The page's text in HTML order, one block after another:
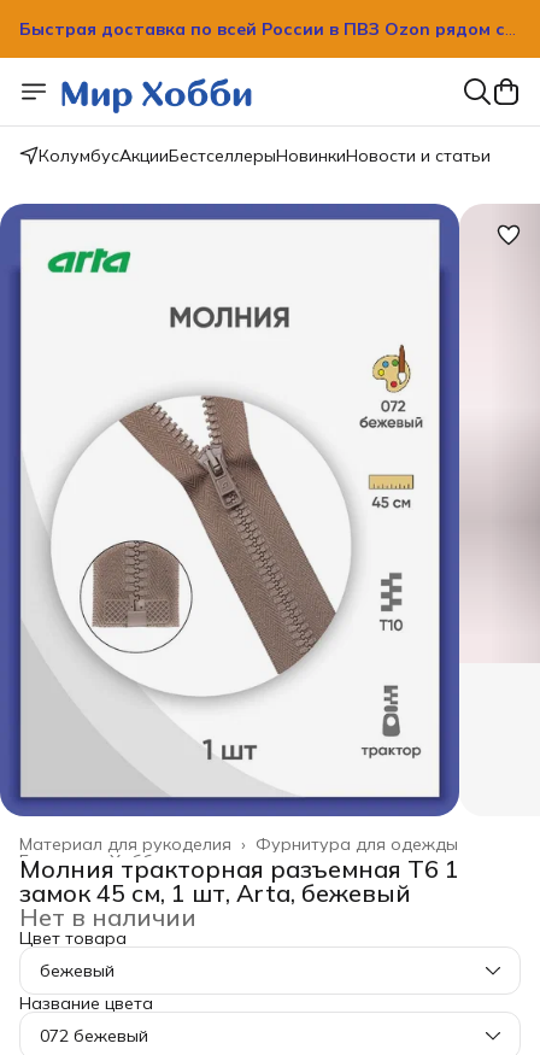
Быстрая доставка по всей России в ПВЗ Ozon рядом с
Быстрая доставка по всей России в ПВЗ Ozon рядом с
вашим домом!
КолумбусАкцииБестселлерыНовинкиНовости и статьи
Фурнитура для одежды
Материал для рукоделия ›
Хобби и творчество ›
Главная ›
Молния тракторная разъемная Т6 1
замок 45 см, 1 шт, Arta, бежевый
Нет в наличии
Цвет товара
бежевый
Название цвета
072 бежевый